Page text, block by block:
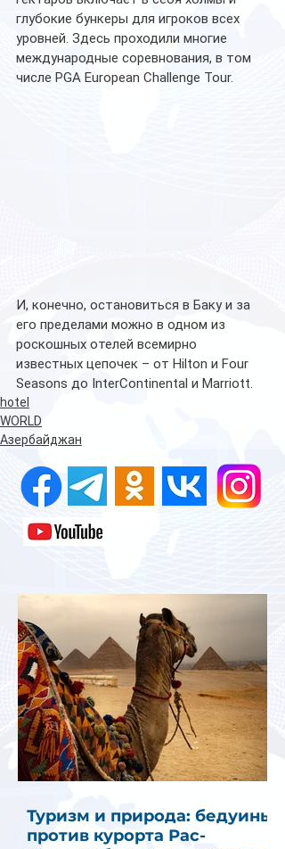
глубокие бункеры для игроков всех
уровней. Здесь проходили многие
международные соревнования, в том
числе PGA European Challenge Tour.
И, конечно, остановиться в Баку и за
его пределами можно в одном из
роскошных отелей всемирно
известных цепочек – от Hilton и Four
Seasons до InterContinental и Marriott.
hotel
WORLD
Азербайджан
Туризм и природа: бедуины
против курорта Рас-